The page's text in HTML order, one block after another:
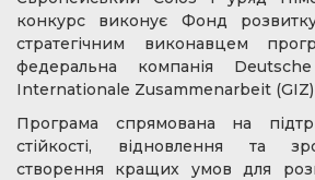
конкурс виконує Фонд
стратегічним виконавцем
федеральна компанія
Internationale Zusammenarbeit (GIZ)
Програма спрямована на
стійкості, відновлення та
створення кращих умов для